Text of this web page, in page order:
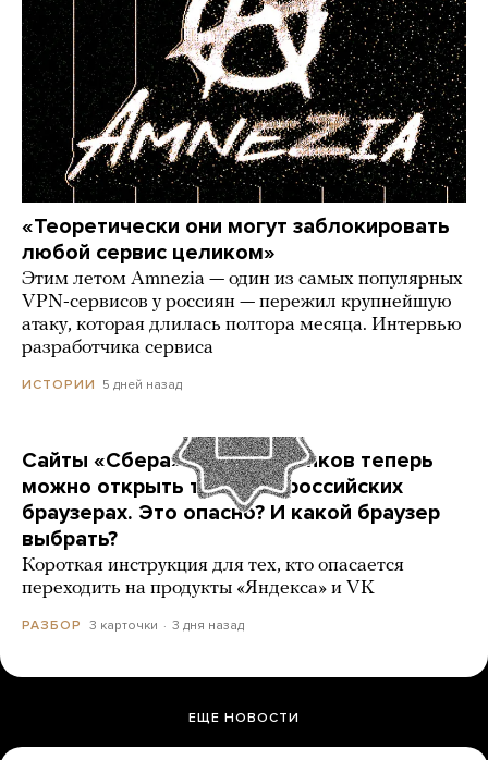
«Теоретически они могут заблокировать
любой сервис целиком»
Этим летом Amnezia — один из самых популярных
VPN-сервисов у россиян — пережил крупнейшую
атаку, которая длилась полтора месяца. Интервью
разработчика сервиса
ИСТОРИИ 5 дней назад
Сайты «Сбера» и других банков теперь
можно открыть только в российских
браузерах. Это опасно? И какой браузер
выбрать?
Короткая инструкция для тех, кто опасается
переходить на продукты «Яндекса» и VK
РАЗБОР 3 карточки 3 дня назад
ЕЩЕ НОВОСТИ